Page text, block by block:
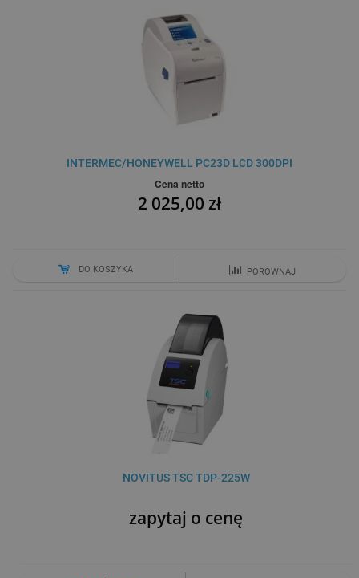
INTERMEC/HONEYWELL PC23D LCD 300DPI
Cena netto
2 025,00 zł
DO KOSZYKA PORÓWNAJ
NOVITUS TSC TDP-225W
zapytaj o cenę